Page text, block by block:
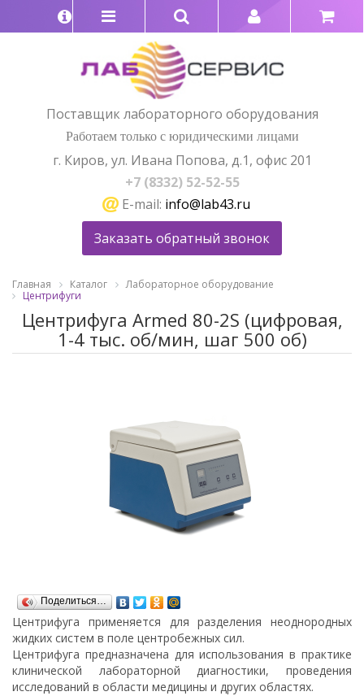
Поставщик лабораторного оборудования
Работаем только с юридическими лицами
г. Киров, ул. Ивана Попова, д.1, офис 201
+7 (8332) 52-52-55
E-mail: info@lab43.ru
Заказать обратный звонок
Главная Каталог
Лабораторное оборудование
Центрифуги
Центрифуга Armed 80-2S (цифровая,
1-4 тыс. об/мин, шаг 500 об)
Поделиться…
Центрифуга применяется для разделения неоднородных
жидких систем в поле центробежных сил.
Центрифуга предназначена для использования в практике
клинической лабораторной диагностики, проведения
исследований в области медицины и других областях.